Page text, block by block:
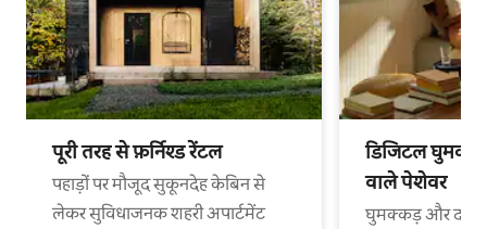
पूरी तरह से फ़र्निश्ड रेंटल
पहाड़ों पर मौजूद सुकूनदेह केबिन से
लेकर सुविधाजनक शहरी अपार्टमेंट
डिजिटल
वाले पेशेवर
घुमक्कड़ और